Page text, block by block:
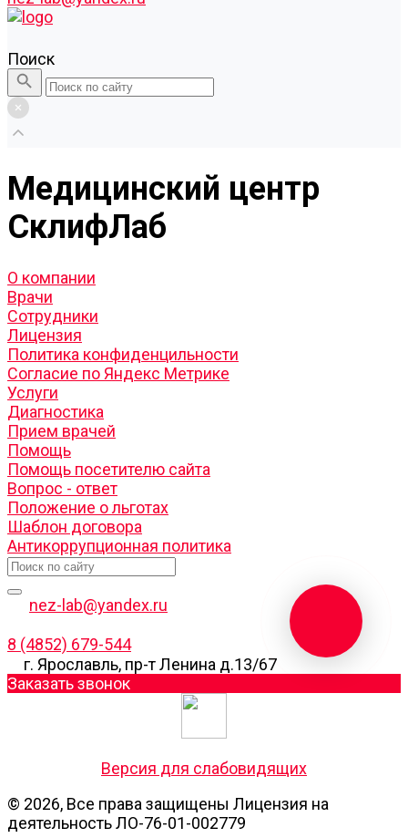
Поиск
Медицинский центр
СклифЛаб
О компании
Врачи
Сотрудники
Лицензия
Политика конфиденцильности
Согласие по Яндекс Метрике
Услуги
Диагностика
Прием врачей
Помощь
Помощь посетителю сайта
Вопрос - ответ
Положение о льготах
Шаблон договора
Антикоррупционная политика
nez-lab@yandex.ru
8 (4852) 679-544
г. Ярославль, пр-т Ленина д.13/67
Заказать звонок
Версия для слабовидящих
© 2026, Все права защищены Лицензия на
деятельность ЛО-76-01-002779